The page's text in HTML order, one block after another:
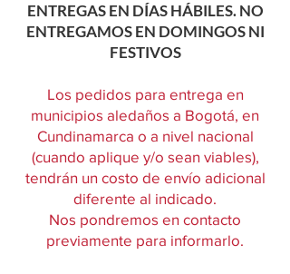
ENTREGAS EN DÍAS HÁBILES. NO
ENTREGAMOS EN DOMINGOS NI
FESTIVOS
Los pedidos para entrega en
municipios aledaños a Bogotá, en
Cundinamarca o a nivel nacional
(cuando aplique y/o sean viables),
tendrán un costo de envío adicional
diferente al indicado.
Nos pondremos en contacto
previamente para informarlo.